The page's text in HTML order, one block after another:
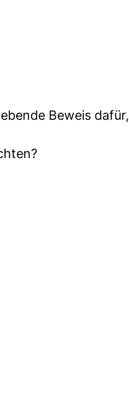
Beweis dafür,